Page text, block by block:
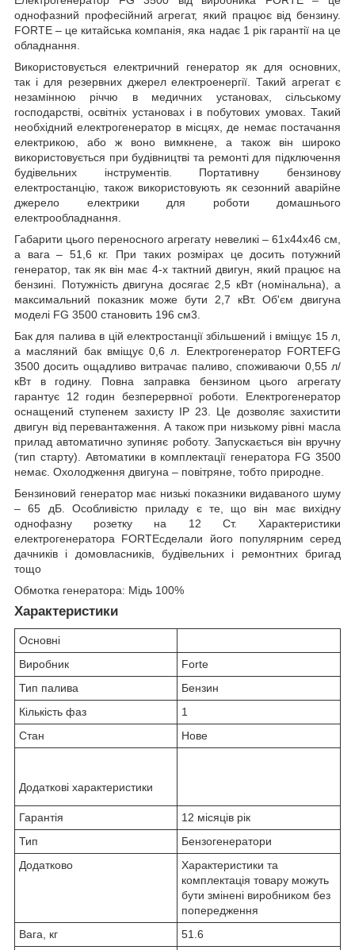
однофазний професійний агрегат, який працює від бензину.
FORTE – це китайська компанія, яка надає 1 рік гарантії на це
обладнання.
Використовується електричний генератор як для основних,
так і для резервних джерел електроенергії. Такий агрегат є
незамінною річчю в медичних установах, сільському
господарстві, освітніх установах і в побутових умовах. Такий
необхідний електрогенератор в місцях, де немає постачання
електрикою, або ж воно вимкнене, а також він широко
використовується при будівництві та ремонті для підключення
будівельних інструментів. Портативну бензинову
електростанцію, також використовують як сезонний аварійне
джерело електрики для роботи домашнього
електрообладнання.
Габарити цього переносного агрегату невеликі – 61х44х46 см,
а вага – 51,6 кг. При таких розмірах це досить потужний
генератор, так як він має 4-х тактний двигун, який працює на
бензині. Потужність двигуна досягає 2,5 кВт (номінальна), а
максимальний показник може бути 2,7 кВт. Об'єм двигуна
моделі FG 3500 становить 196 см3.
Бак для палива в цій електростанції збільшений і вміщує 15 л,
а масляний бак вміщує 0,6 л. Електрогенератор FORTEFG
3500 досить ощадливо витрачає паливо, споживаючи 0,55 л/
кВт в годину. Повна заправка бензином цього агрегату
гарантує 12 годин безперервної роботи. Електрогенератор
оснащений ступенем захисту IP 23. Це дозволяє захистити
двигун від перевантаження. А також при низькому рівні масла
прилад автоматично зупиняє роботу. Запускається він вручну
(тип старту). Автоматики в комплектації генератора FG 3500
немає. Охолодження двигуна – повітряне, тобто природне.
Бензиновий генератор має низькі показники видаваного шуму
– 65 дБ. Особливістю приладу є те, що він має вихідну
однофазну розетку на 12 Ст. Характеристики
електрогенератора FORTEсделали його популярним серед
дачників і домовласників, будівельних і ремонтних бригад
тощо
Обмотка генератора: Мідь 100%
Характеристики
Основні
Виробник
Forte
Тип палива
Бензин
Кількість фаз
1
Стан
Нове
Додаткові характеристики
Гарантія
12 місяців рік
Тип
Бензогенератори
Додатково
Характеристики та
комплектація товару можуть
бути змінені виробником без
попередження
Вага, кг
51.6